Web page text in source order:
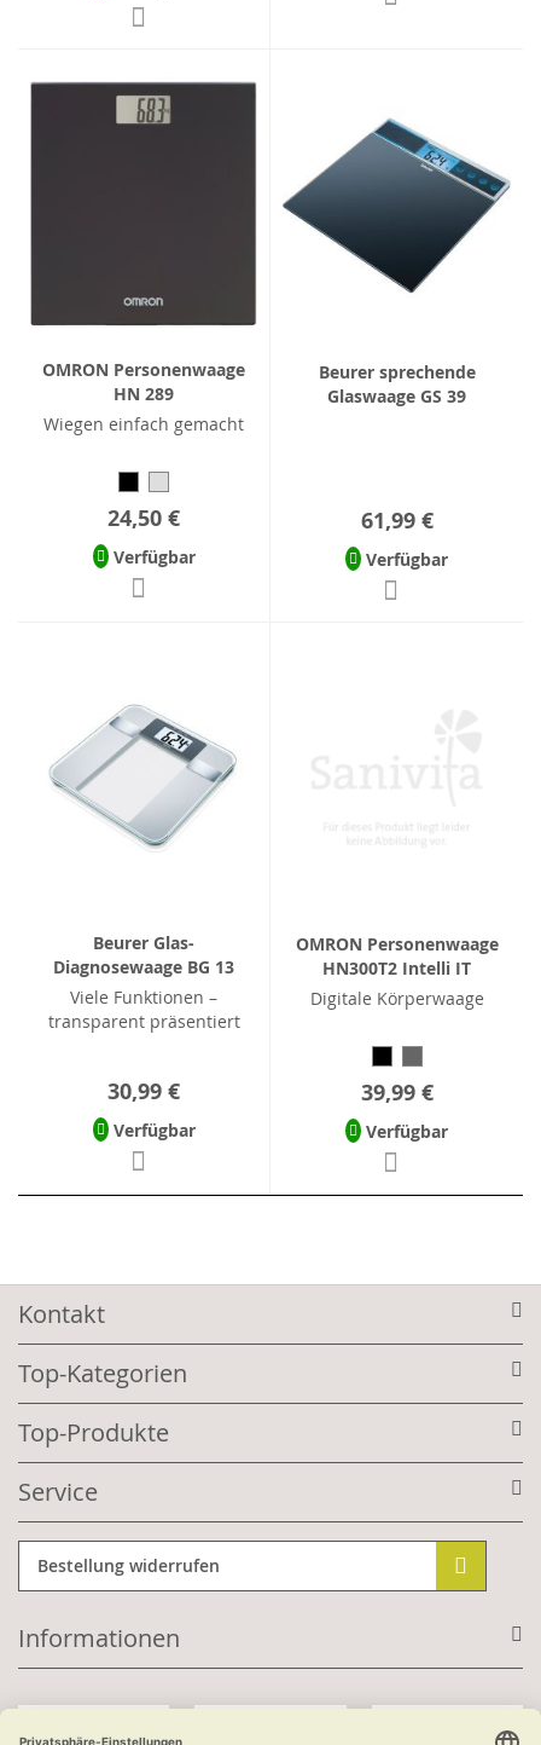
OMRON Personenwaage
HN 289
Wiegen einfach gemacht
24,50 €
Verfügbar
Beurer sprechende
Glaswaage GS 39
61,99 €
Verfügbar
Beurer Glas-
Diagnosewaage BG 13
Viele Funktionen –
transparent präsentiert
30,99 €
Verfügbar
OMRON Personenwaage
HN300T2 Intelli IT
Digitale Körperwaage
39,99 €
Verfügbar
Kontakt
Top-Kategorien
Top-Produkte
Service
Bestellung widerrufen
Informationen